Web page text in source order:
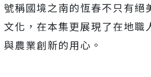
號稱國境之南的恆春不只有絕
文化，在本集更展現了在地職
與農業創新的用心。